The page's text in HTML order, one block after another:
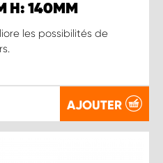
H: 140MM
les possibilités de
AJOUTER